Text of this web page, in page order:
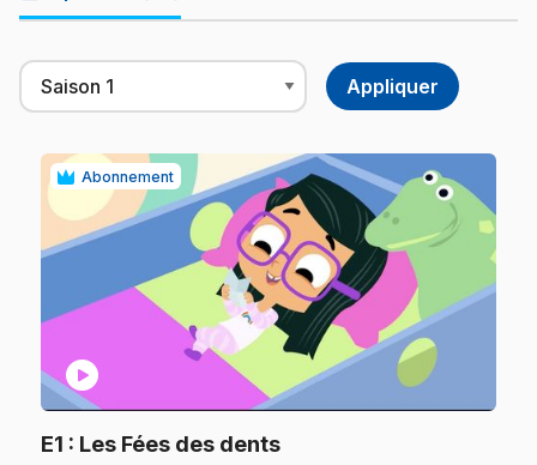
Abonnement
play_circle
E1 : Les Fées des dents.